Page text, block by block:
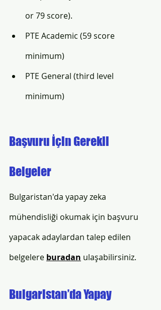
or 79 score).
PTE Academic (59 score
minimum)
PTE General (third level
minimum)
Başvuru İçin Gerekli
Belgeler
Bulgaristan'da yapay zeka
mühendisliği okumak için başvuru
yapacak adaylardan talep edilen
belgelere buradan ulaşabilirsiniz.
Bulgaristan’da Yapay